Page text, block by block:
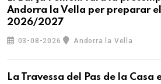
Andorra la Vella per preparar el
2026/2027
03-08-2026 Andorra la Vella
La Travessa del Pas de la Casa